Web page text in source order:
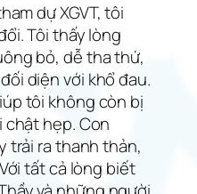
dự XGVT, tôi
Tôi thấy lòng
bỏ, dễ tha thứ,
diện với khổ đau.
tôi không còn bị
chật hẹp. Con
trải ra thanh thản,
tất cả lòng biết